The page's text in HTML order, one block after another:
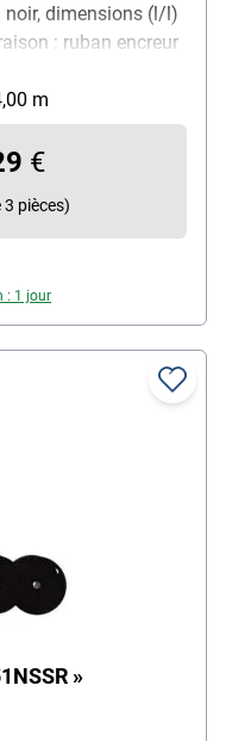
noir, dimensions (l/l)
: ruban encreur
m
€
pièces)
: 1 jour
»